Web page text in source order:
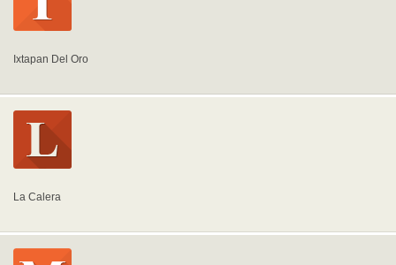
Ixtapan Del Oro
La Calera